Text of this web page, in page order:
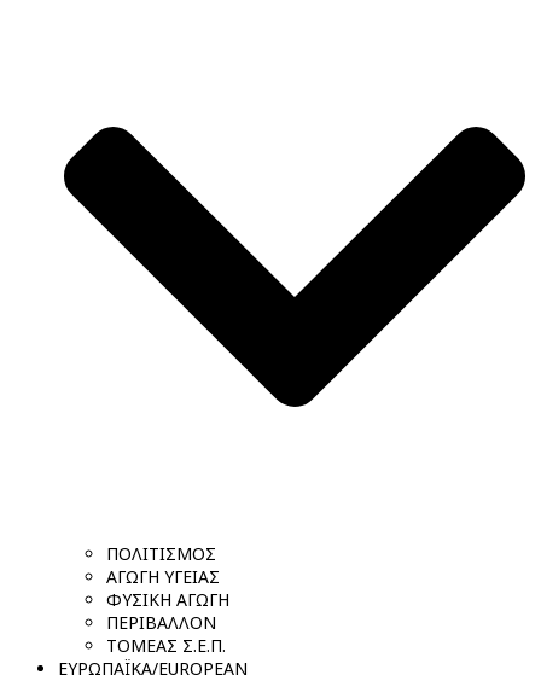
ΠΟΛΙΤΙΣΜΟΣ
ΑΓΩΓΗ ΥΓΕΙΑΣ
ΦΥΣΙΚΗ ΑΓΩΓΗ
ΠΕΡΙΒΑΛΛΟΝ
ΤΟΜΕΑΣ Σ.Ε.Π.
ΕΥΡΩΠΑΪΚΑ/EUROPEAN